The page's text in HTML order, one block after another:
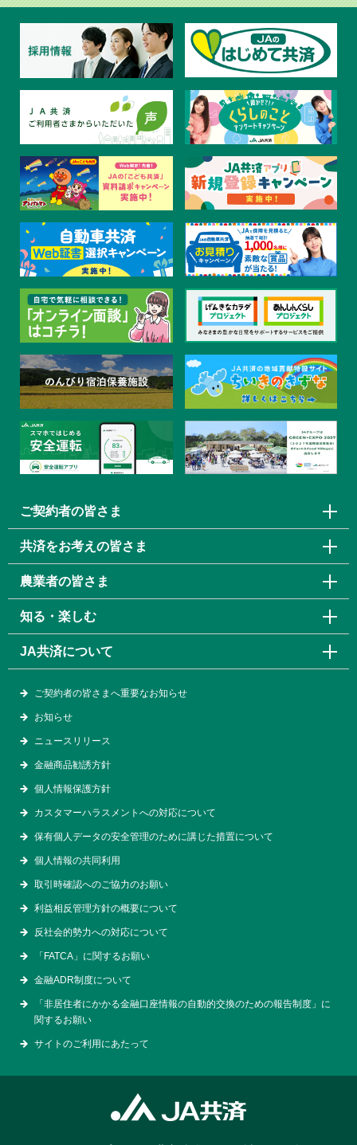
ご契約者の皆さま
共済をお考えの皆さま
農業者の皆さま
知る・楽しむ
JA共済について
ご契約者の皆さまへ重要なお知らせ
お知らせ
ニュースリリース
金融商品勧誘方針
個人情報保護方針
カスタマーハラスメントへの対応について
保有個人データの安全管理のために講じた措置について
個人情報の共同利用
取引時確認へのご協力のお願い
利益相反管理方針の概要について
反社会的勢力への対応について
「FATCA」に関するお願い
金融ADR制度について
「非居住者にかかる金融口座情報の自動的交換のための報告制度」に
関するお願い
サイトのご利用にあたって